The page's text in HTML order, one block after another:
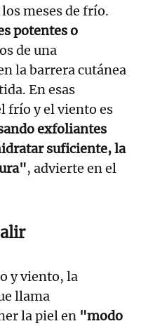
meses de frío.
potentes o
de una
la barrera cutánea
En esas
frío y el viento es
exfoliantes
suficiente, la
, advierte en el
y viento, la
llama
la piel en "modo